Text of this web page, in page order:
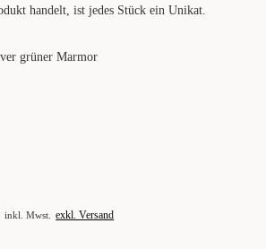
inkl. Mwst. exkl. Versand
handelt, ist jedes Stück ein Unikat.
grüner Marmor